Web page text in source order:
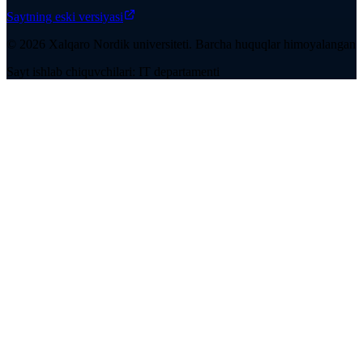
Saytning eski versiyasi
© 2026 Xalqaro Nordik universiteti. Barcha huquqlar himoyalangan
Sayt ishlab chiquvchilari: IT departamenti